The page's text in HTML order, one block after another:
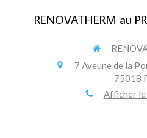
RENOVATHERM au
7 Aveune de la
75018
Afficher